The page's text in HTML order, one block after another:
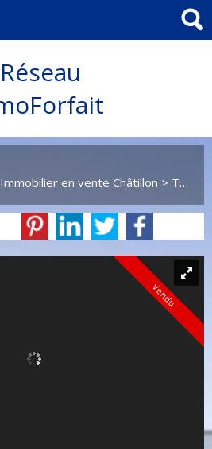
Immobilier en vente Châtillon > T1 en vente Châtillon
Vendu